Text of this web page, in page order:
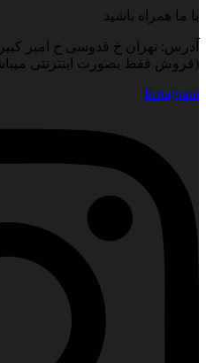
با ما همراه باشید
آدرس: تهران خ قدوسی خ امیر کبیر، پلاک
(فروش فقط بصورت اینترنتی
Instagram